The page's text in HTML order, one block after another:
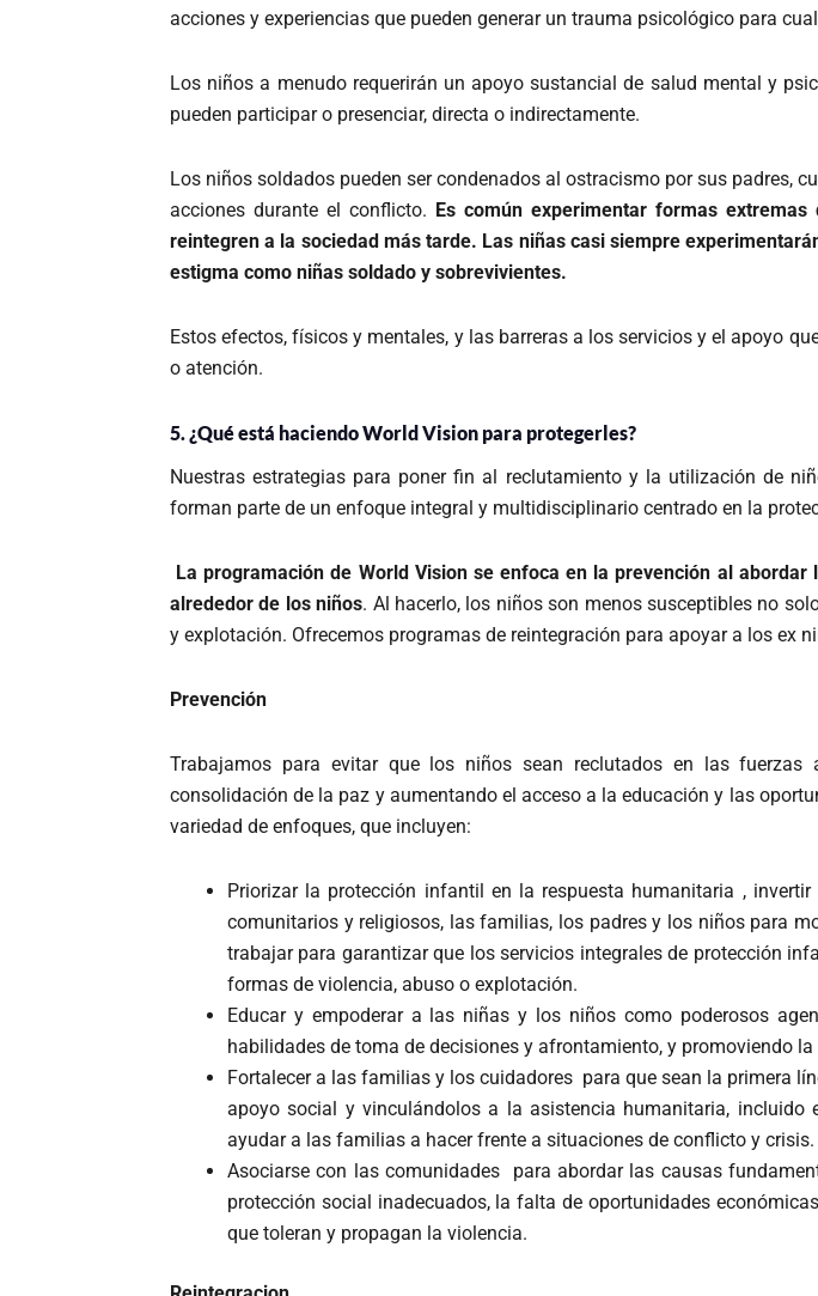
acciones y experiencias que pueden generar un trauma psicológico para
Los niños a menudo requerirán un apoyo sustancial de salud mental y
pueden participar o presenciar, directa o indirectamente.
Los niños soldados pueden ser condenados al ostracismo por sus padres,
acciones durante el conflicto. Es común experimentar formas
reintegren a la sociedad más tarde. Las niñas casi siempre
estigma como niñas soldado y sobrevivientes.
Estos efectos, físicos y mentales, y las barreras a los servicios y el apoyo
o atención.
5. ¿Qué está haciendo World Vision para protegerles?
Nuestras estrategias para poner fin al reclutamiento y la utilización de
forman parte de un enfoque integral y multidisciplinario centrado en la
La programación de World Vision se enfoca en la prevención al
alrededor de los niños. Al hacerlo, los niños son menos susceptibles no
y explotación. Ofrecemos programas de reintegración para apoyar a los ex
Prevención
Trabajamos para evitar que los niños sean reclutados en las
consolidación de la paz y aumentando el acceso a la educación y las
variedad de enfoques, que incluyen:
Priorizar la protección infantil en la respuesta humanitaria ,
comunitarios y religiosos, las familias, los padres y los niños para
trabajar para garantizar que los servicios integrales de protección
formas de violencia, abuso o explotación.
Educar y empoderar a las niñas y los niños como poderosos
habilidades de toma de decisiones y afrontamiento, y promoviendo
Fortalecer a las familias y los cuidadores para que sean la primera
apoyo social y vinculándolos a la asistencia humanitaria,
ayudar a las familias a hacer frente a situaciones de conflicto y crisis.
Asociarse con las comunidades para abordar las causas
protección social inadecuados, la falta de oportunidades
que toleran y propagan la violencia.